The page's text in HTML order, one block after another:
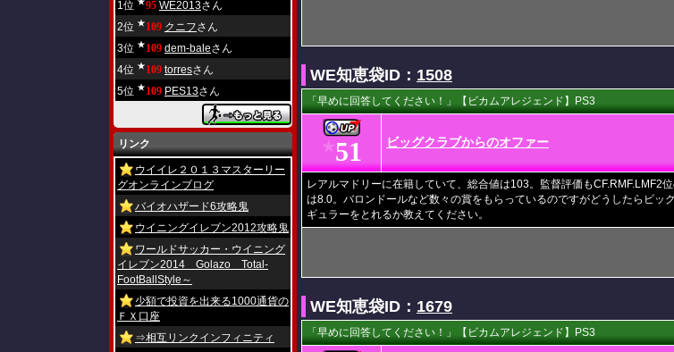
1位 95 WE2013さん
2位 ★109 クニフさん
3位 ★109 dem-baleさん
4位 ★109 torresさん
5位 ★109 PES13さん
リンク
ウイイレ２０１３マスターリー
グオンラインブログ
バイオハザード6攻略鬼
ウイニングイレブン2012攻略鬼
ワールドサッカー・ウイニング
イレブン2014 Golazo Total-
FootBallStyle～
少額で投資を出来る1000通貨の
ＦＸ口座
⇒相互リンクインフィニティ
WE知恵袋ID： 1508
「早めに回答してください！」【ビカムアレジェンド】PS3
★51 ビッグクラブからのオファー
レアルマドリーに在籍していて、総合値は103。監督評価もCF.RMF.LMF2
は8.0。バロンドールなど数々の賞をもらっているのですがどうしたらビッ
ギュラーをとれるか教えてください。
WE知恵袋ID： 1679
「早めに回答してください！」【ビカムアレジェンド】PS3